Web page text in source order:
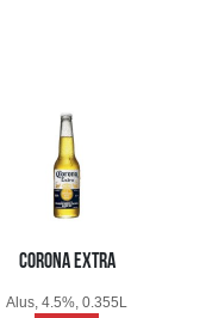
CORONA EXTRA
Alus, 4.5%, 0.355L